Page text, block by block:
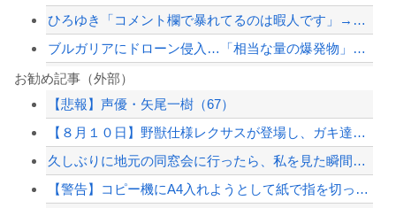
ひろゆき「コメント欄で暴れてるのは暇人です」→ネット民、一言で片付けられてしまう...
ブルガリアにドローン侵入…「相当な量の爆発物」「ウクライナ軍がよく使う機種」
【悲報】声優・矢尾一樹（67）
【終了？】高市フィーバー、一転して”高市ショック”へ…支持率も市場も急降下ｗｗｗ...
避難所に土足でズカズカと入ってきて勝手に動画や写真を撮影したメディア取材陣、挙句...
【配信者】「金バエ」のSNS更新が1週間途絶え、様々な憶測が飛び交う。1週間ぶり...
お勧め記事（外部）
【悲報】声優・矢尾一樹（67）
【８月１０日】野獣仕様レクサスが登場し、ガキ達を引き連れてハーメルンの笛吹き状態...
久しぶりに地元の同窓会に行ったら、私を見た瞬間何人かが固まった。「え、生きてたの...
【警告】コピー機にA4入れようとして紙で指を切った奴。今すぐ病院にいけ。腕一本切...